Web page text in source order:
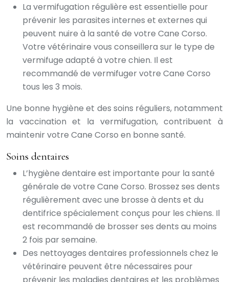
La vermifugation régulière est essentielle pour
prévenir les parasites internes et externes qui
peuvent nuire à la santé de votre Cane Corso.
Votre vétérinaire vous conseillera sur le type de
vermifuge adapté à votre chien. Il est
recommandé de vermifuger votre Cane Corso
tous les 3 mois.
Une bonne hygiène et des soins réguliers, notamment
la vaccination et la vermifugation, contribuent à
maintenir votre Cane Corso en bonne santé.
Soins dentaires
L’hygiène dentaire est importante pour la santé
générale de votre Cane Corso. Brossez ses dents
régulièrement avec une brosse à dents et du
dentifrice spécialement conçus pour les chiens. Il
est recommandé de brosser ses dents au moins
2 fois par semaine.
Des nettoyages dentaires professionnels chez le
vétérinaire peuvent être nécessaires pour
prévenir les maladies dentaires et les problèmes